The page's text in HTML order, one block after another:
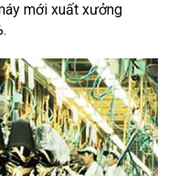
mới xuất xưởng